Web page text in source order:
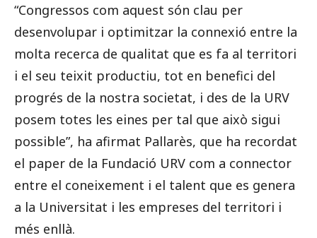
“Congressos com aquest són clau per
desenvolupar i optimitzar la connexió entre la
molta recerca de qualitat que es fa al territori
i el seu teixit productiu, tot en benefici del
progrés de la nostra societat, i des de la URV
posem totes les eines per tal que això sigui
possible”, ha afirmat Pallarès, que ha recordat
el paper de la Fundació URV com a connector
entre el coneixement i el talent que es genera
a la Universitat i les empreses del territori i
més enllà.